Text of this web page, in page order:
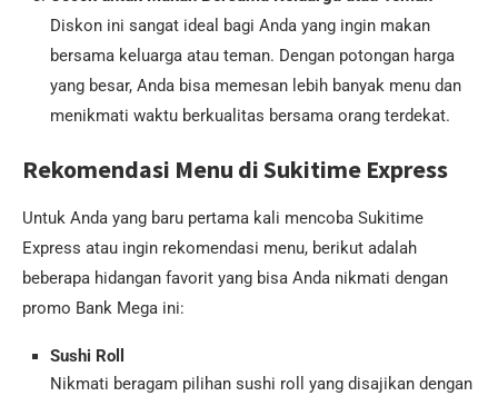
Diskon ini sangat ideal bagi Anda yang ingin makan
bersama keluarga atau teman. Dengan potongan harga
yang besar, Anda bisa memesan lebih banyak menu dan
menikmati waktu berkualitas bersama orang terdekat.
Rekomendasi Menu di Sukitime Express
Untuk Anda yang baru pertama kali mencoba Sukitime
Express atau ingin rekomendasi menu, berikut adalah
beberapa hidangan favorit yang bisa Anda nikmati dengan
promo Bank Mega ini:
Sushi Roll
Nikmati beragam pilihan sushi roll yang disajikan dengan